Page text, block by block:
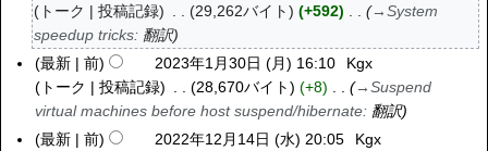
トーク
投稿記録 29,262バイト +592 →System
speedup tricks: 翻訳
最新
前 2023年1月30日 (月) 16:10
Kgx
トーク
投稿記録 28,670バイト +8 →Suspend
virtual machines before host suspend/hibernate: 翻訳
2
最新 前 2022年12月14日 (水) 20:05
Kgx